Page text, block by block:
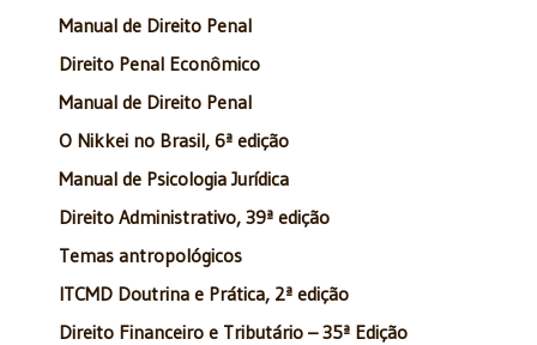
Manual de Direito Penal
Direito Penal Econômico
Manual de Direito Penal
O Nikkei no Brasil, 6ª edição
Manual de Psicologia Jurídica
Direito Administrativo, 39ª edição
Temas antropológicos
ITCMD Doutrina e Prática, 2ª edição
Direito Financeiro e Tributário – 35ª Edição